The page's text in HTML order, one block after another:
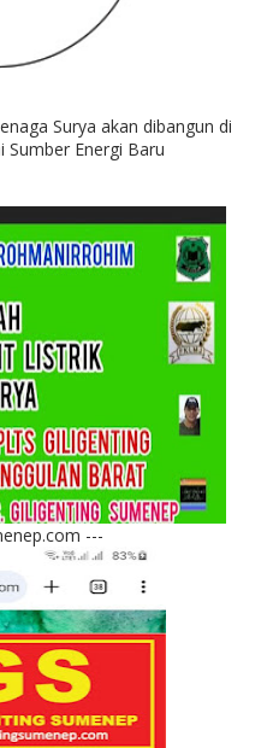
Surya akan dibangun di
Sumber Energi Baru
---